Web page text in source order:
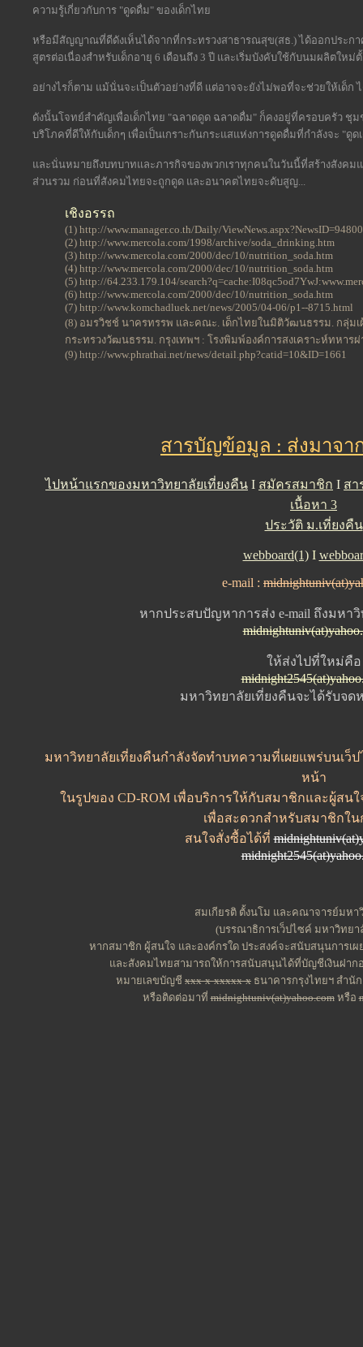
ความรู้เกี่ยวกับการ "ดูดดื่ม" ของเด็กไทย
หรือมีสัญญาณที่ดีดังเห็นได้จากที่กระทรวงสาธารณสุข(สธ.) ได้ออกประก
สูตรต่อเนื่องสำหรับเด็กอายุ 6 เดือนถึง 3 ปี และเริ่มบังคับใช้กับนมผลิตให
อย่างไรก็ตาม แม้นั่นจะเป็นตัวอย่างที่ดี แต่อาจจะยังไม่พอที่จะช่วยให้เด็ก
ดังนั้นโจทย์สำคัญเพื่อเด็กไทย "ฉลาดดูด ฉลาดดื่ม" ก็คงอยู่ที่ครอบครัว ชุ
บริโภคที่ดีให้กับเด็กๆ เพื่อเป็นเกราะกันกระแสแห่งการดูดดื่มที่กำลังจะ "ดู
และนั่นหมายถึงบทบาทและภารกิจของพวกเราทุกคนในวันนี้ที่สร้างสังคม
ส่วนรวม ก่อนที่สังคมไทยจะถูกดูด และอนาคตไทยจะดับสูญ...
เชิงอรรถ
(1) http://www.manager.co.th/Daily/
(2) http://www.mercola.com/1998/archive/soda_drinking.htm
(3) http://www.mercola.com/2000/dec/10/nutrition_soda.htm
(4) http://www.mercola.com/2000/dec/10/nutrition_soda.htm
(5) http://64.233.179.104/
(6) http://www.mercola.com/2000/dec/10/nutrition_soda.htm
(7) http://www.komchadluek.net/news/2005/04-06/p1--8715.html
(8) อมรวิชช์ นาครทรรพ และคณะ. เด็กไทยในมิติวัฒนธรรม. กลุ่ม
กระทรวงวัฒนธรรม. กรุงเทพฯ : โรงพิมพ์องค์การสงเคราะห์ทหาร
(9) http://www.phrathai.net/news/detail.php?catid=10&ID=1661
สารบัญข้อมูล : ส่งมาจา
ไปหน้าแรกของมหาวิทยาลัยเที่ยงคืน I สมัครสมาชิก I สา
เนื้อหา 3
ประวัติ ม.เที่ยงคืน
webboard(1) I
e-mail :
หากประสบปัญหาการส่ง e-mail ถึงมหา
ให้ส่งไปที่ใหม่คือ
มหาวิทยาลัยเที่ยงคืนจะได้รับจด
มหาวิทยาลัยเที่ยงคืนกำลังจัดทำบทความที่เผยแพร่บนเว็ป
หน้า
ในรูปของ CD-ROM เพื่อบริการให้กับสมาชิกและผู้สน
เพื่อสะดวกสำหรับสมาชิกใ
สนใจสั่งซื้อได้ที่
สมเกียรติ ตั้งนโม และคณาจารย์มหา
(บรรณาธิการเว็ปไซค์ มหาวิทยา
หากสมาชิก ผู้สนใจ และองค์กรใด ประสงค์จะสนับสนุนการเ
และสังคมไทยสามารถให้การสนับสนุนได้ที่บัญชีเงินฝาก
หมายเลขบัญชี xxx-x-xxxxx-x ธนาคารกรุงไทยฯ สำนั
หรือติดต่อมาที่midnightuniv(at)yahoo.comหรือ